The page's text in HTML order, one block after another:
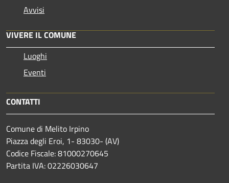
Avvisi
VIVERE IL COMUNE
Luoghi
Eventi
CONTATTI
Comune di Melito Irpino
Piazza degli Eroi, 1- 83030- (AV)
Codice Fiscale: 81000270645
Partita IVA: 02226030647